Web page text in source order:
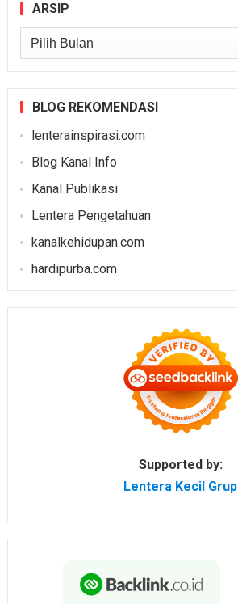
ARSIP
Arsip
BLOG REKOMENDASI
lenterainspirasi.com
Blog Kanal Info
Kanal Publikasi
Lentera Pengetahuan
kanalkehidupan.com
hardipurba.com
Supported by:
Lentera Kecil Grup